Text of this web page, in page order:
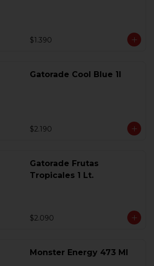
$1.390
Gatorade Cool Blue 1l
$2.190
Gatorade Frutas
Tropicales 1 Lt.
$2.090
Monster Energy 473 Ml